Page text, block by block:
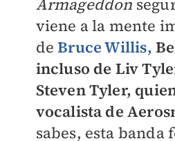
Armageddon
viene a la mente
deBruce Willis,
incluso de Liv
Steven Tyler,
vocalista de
sabes, esta banda